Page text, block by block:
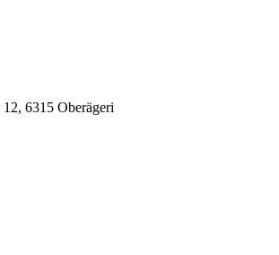
6315 Oberägeri